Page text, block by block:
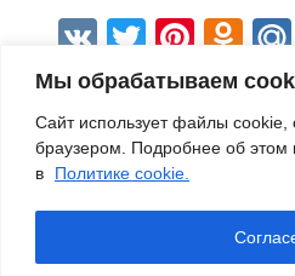
Мы обрабатываем
Сайт использует файлы
браузером. Подробнее об этом
в
Политике cookie.
VK Twitter